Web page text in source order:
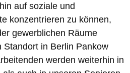
auf soziale und
konzentrieren zu können,
gewerblichen Räume
Standort in Berlin Pankow
werden weiterhin in